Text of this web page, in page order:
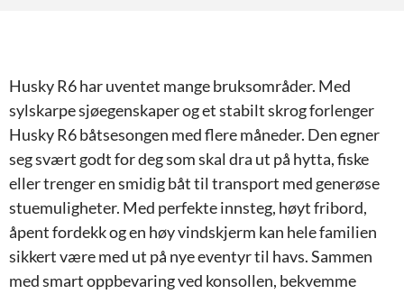
Husky R6 har uventet mange bruksområder. Med
sylskarpe sjøegenskaper og et stabilt skrog forlenger
Husky R6 båtsesongen med flere måneder. Den egner
seg svært godt for deg som skal dra ut på hytta, fiske
eller trenger en smidig båt til transport med generøse
stuemuligheter. Med perfekte innsteg, høyt fribord,
åpent fordekk og en høy vindskjerm kan hele familien
sikkert være med ut på nye eventyr til havs. Sammen
med smart oppbevaring ved konsollen, bekvemme